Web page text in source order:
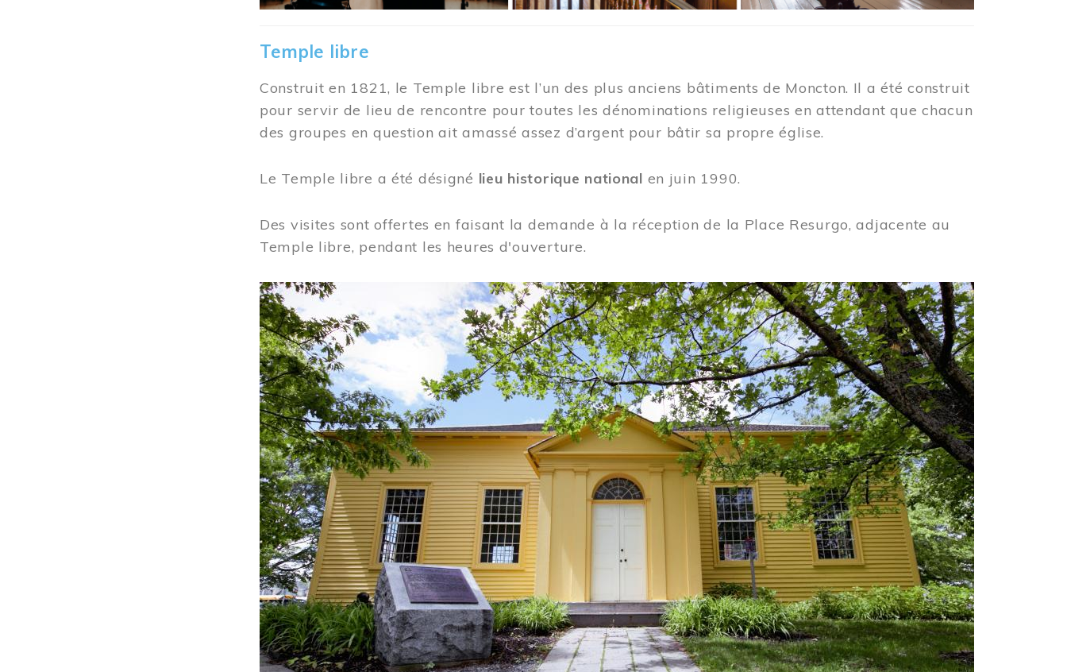
Temple libre
Construit en 1821, le Temple libre est l’un des plus anciens bâtiments de Moncton. Il a été construit
pour servir de lieu de rencontre pour toutes les dénominations religieuses en attendant que chacun
des groupes en question ait amassé assez d’argent pour bâtir sa propre église.
Le Temple libre a été désigné lieu historique national en juin 1990.
Des visites sont offertes en faisant la demande à la réception de la Place Resurgo, adjacente au
Temple libre, pendant les heures d'ouverture.
Image